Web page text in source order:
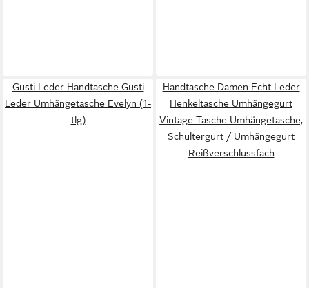
Gusti Leder Handtasche Gusti
Leder Umhängetasche Evelyn (1-
tlg)
Handtasche Damen Echt Leder
Henkeltasche Umhängegurt
Vintage Tasche Umhängetasche,
Schultergurt / Umhängegurt
Reißverschlussfach